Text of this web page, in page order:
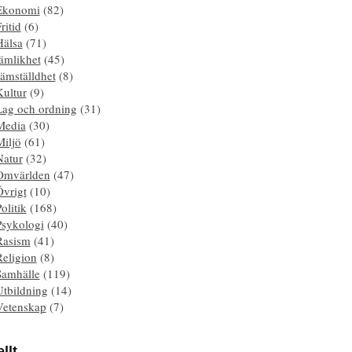
(82)
(6)
(71)
(45)
(8)
(9)
och ordning (31)
(30)
(61)
(32)
(47)
(10)
(168)
(40)
(41)
(8)
(119)
(14)
(7)